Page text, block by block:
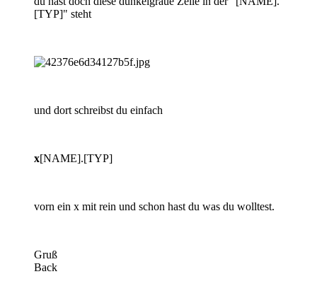
[TYP]" steht
und dort schreibst du einfach
x[NAME].[TYP]
vorn ein x mit rein und schon hast du was du wolltest.
Gruß
Back